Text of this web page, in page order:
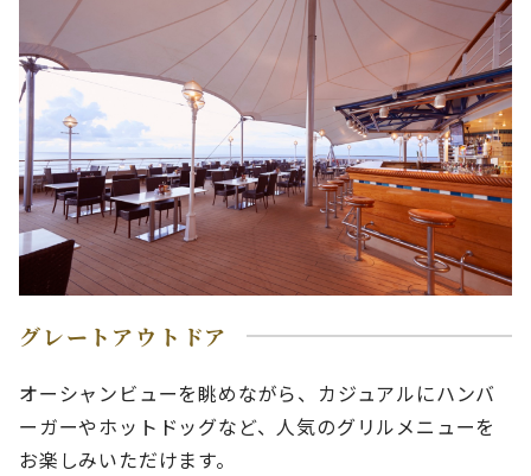
グレートアウトドア
オーシャンビューを眺めながら、カジュアルにハンバ
ーガーやホットドッグなど、人気のグリルメニューを
お楽しみいただけます。